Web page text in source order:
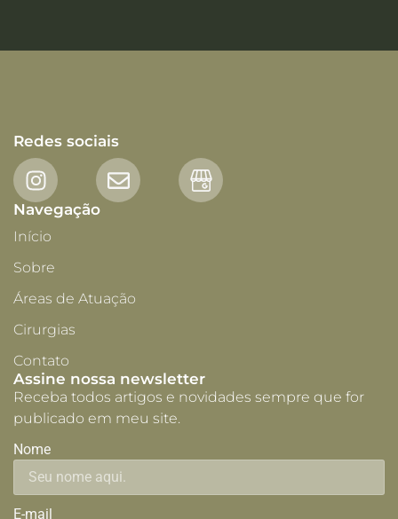
Redes sociais
Navegação
Início
Sobre
Áreas de Atuação
Cirurgias
Contato
Assine nossa newsletter
Receba todos artigos e novidades sempre que for
publicado em meu site.
Nome
E-mail